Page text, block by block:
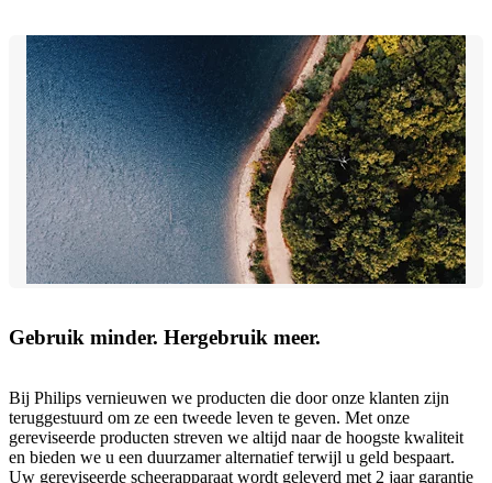
Gebruik minder. Hergebruik meer.
Bij Philips vernieuwen we producten die door onze klanten zijn
teruggestuurd om ze een tweede leven te geven. Met onze
gereviseerde producten streven we altijd naar de hoogste kwaliteit
en bieden we u een duurzamer alternatief terwijl u geld bespaart.
Uw gereviseerde scheerapparaat wordt geleverd met 2 jaar garantie